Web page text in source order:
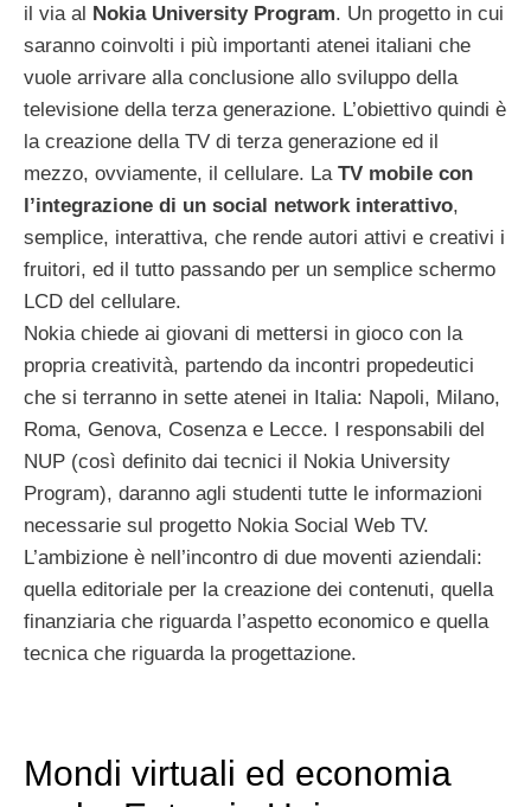
il via al Nokia University Program. Un progetto in cui
saranno coinvolti i più importanti atenei italiani che
vuole arrivare alla conclusione allo sviluppo della
televisione della terza generazione. L’obiettivo quindi è
la creazione della TV di terza generazione ed il
mezzo, ovviamente, il cellulare. La TV mobile con
l’integrazione di un social network interattivo,
semplice, interattiva, che rende autori attivi e creativi i
fruitori, ed il tutto passando per un semplice schermo
LCD del cellulare.
Nokia chiede ai giovani di mettersi in gioco con la
propria creatività, partendo da incontri propedeutici
che si terranno in sette atenei in Italia: Napoli, Milano,
Roma, Genova, Cosenza e Lecce. I responsabili del
NUP (così definito dai tecnici il Nokia University
Program), daranno agli studenti tutte le informazioni
necessarie sul progetto Nokia Social Web TV.
L’ambizione è nell’incontro di due moventi aziendali:
quella editoriale per la creazione dei contenuti, quella
finanziaria che riguarda l’aspetto economico e quella
tecnica che riguarda la progettazione.
Mondi virtuali ed economia